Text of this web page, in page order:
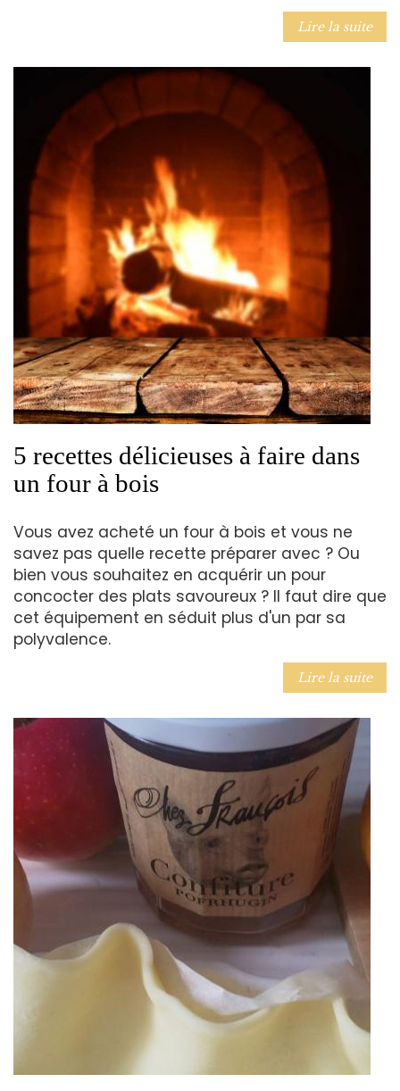
Lire la suite
5 recettes délicieuses à faire dans
un four à bois
Vous avez acheté un four à bois et vous ne
savez pas quelle recette préparer avec ? Ou
bien vous souhaitez en acquérir un pour
concocter des plats savoureux ? Il faut dire que
cet équipement en séduit plus d'un par sa
polyvalence.
Lire la suite